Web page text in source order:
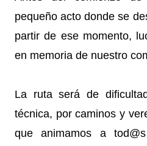
pequeño acto donde se
partir de ese momento,
en memoria de nuestro
La ruta será de
técnica, por caminos y
que animamos a